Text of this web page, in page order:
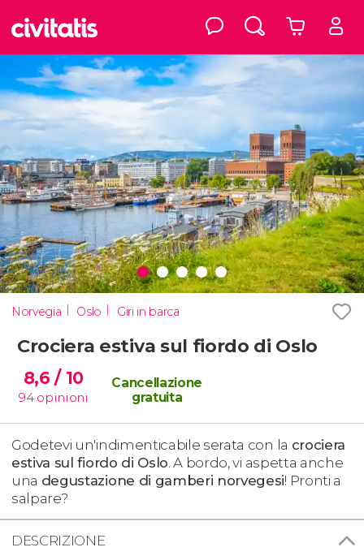
Norvegia Oslo Giri in barca
Crociera estiva sul fiordo di Oslo
8,6/ 10
94 opinioni
Cancellazione
gratuita
Godetevi un'indimenticabile serata con la crociera
estiva sul fiordo di Oslo. A bordo, vi aspetta anche
una degustazione di gamberi norvegesi! Pronti a
salpare?
DESCRIZIONE